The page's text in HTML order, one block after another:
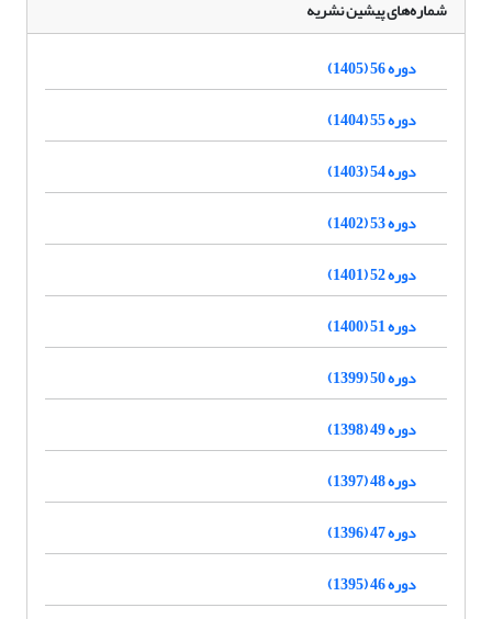
شماره‌های پیشین نشریه
دوره 56 (1405)
دوره 55 (1404)
دوره 54 (1403)
دوره 53 (1402)
دوره 52 (1401)
دوره 51 (1400)
دوره 50 (1399)
دوره 49 (1398)
دوره 48 (1397)
دوره 47 (1396)
دوره 46 (1395)